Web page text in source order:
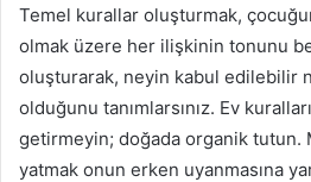
Temel kurallar oluşturmak,
olmak üzere her ilişkinin tonunu
oluşturarak, neyin kabul edilebilir
olduğunu tanımlarsınız. Ev
getirmeyin; doğada organik tutun.
yatmak onun erken uyanmasına